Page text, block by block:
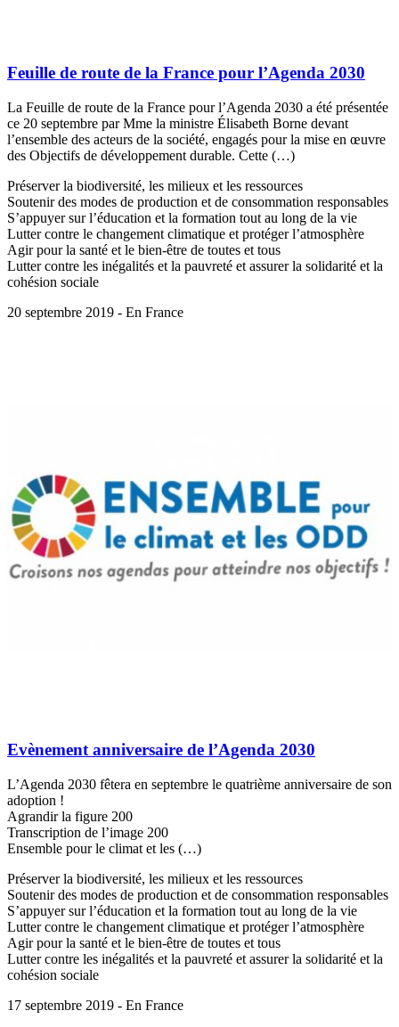
Feuille de route de la France pour l’Agenda 2030
La Feuille de route de la France pour l’Agenda 2030 a été présentée
ce 20 septembre par Mme la ministre Élisabeth Borne devant
l’ensemble des acteurs de la société, engagés pour la mise en œuvre
des Objectifs de développement durable. Cette (…)
Préserver la biodiversité, les milieux et les ressources
Soutenir des modes de production et de consommation responsables
S’appuyer sur l’éducation et la formation tout au long de la vie
Lutter contre le changement climatique et protéger l’atmosphère
Agir pour la santé et le bien-être de toutes et tous
Lutter contre les inégalités et la pauvreté et assurer la solidarité et la
cohésion sociale
20 septembre 2019 - En France
Evènement anniversaire de l’Agenda 2030
L’Agenda 2030 fêtera en septembre le quatrième anniversaire de son
adoption !
Agrandir la figure 200
Transcription de l’image 200
Ensemble pour le climat et les (…)
Préserver la biodiversité, les milieux et les ressources
Soutenir des modes de production et de consommation responsables
S’appuyer sur l’éducation et la formation tout au long de la vie
Lutter contre le changement climatique et protéger l’atmosphère
Agir pour la santé et le bien-être de toutes et tous
Lutter contre les inégalités et la pauvreté et assurer la solidarité et la
cohésion sociale
17 septembre 2019 - En France